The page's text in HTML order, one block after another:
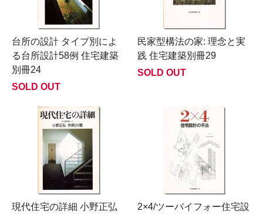
台所の設計 タイプ別によ
る台所設計58例 住宅建築
別冊24
SOLD OUT
民家型構法の家: 理念と実
践 住宅建築別冊29
SOLD OUT
現代住宅の詳細 小野正弘
2×4/ツーバイフォー住宅設